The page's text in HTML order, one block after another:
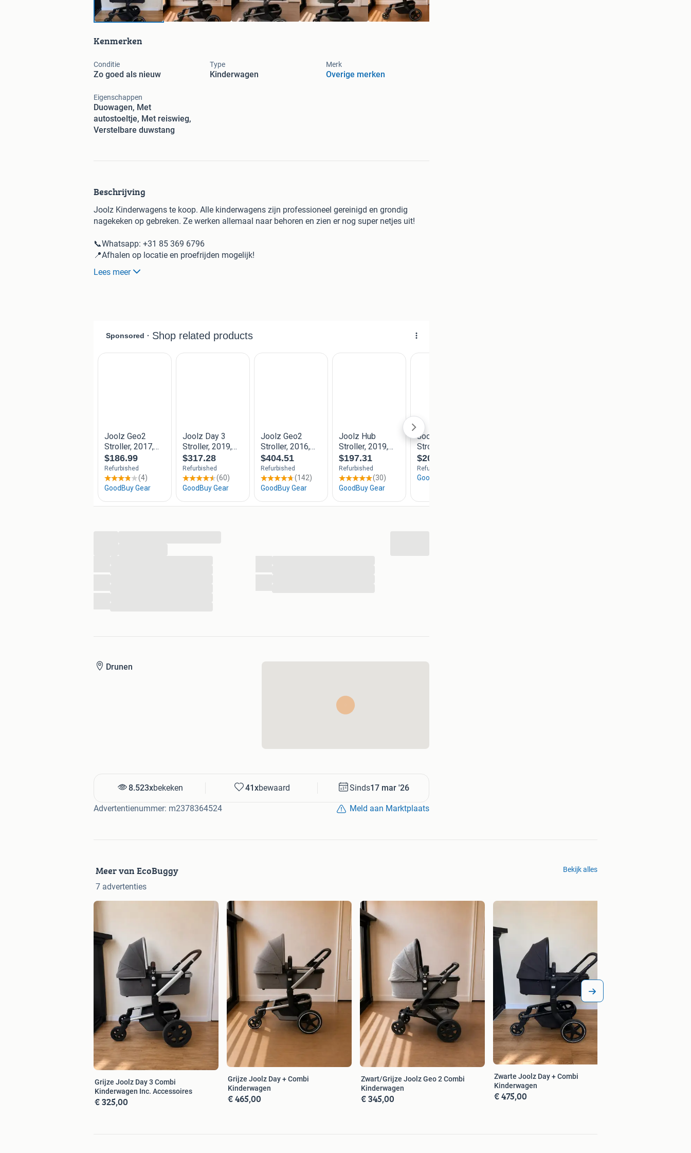
Kenmerken
Conditie
Zo goed als nieuw
Type
Kinderwagen
Merk
Overige merken
Eigenschappen
Duowagen, Met
autostoeltje, Met reiswieg,
Verstelbare duwstang
Beschrijving
Joolz Kinderwagens te koop. Alle kinderwagens zijn professioneel gereinigd en grondig
nagekeken op gebreken. Ze werken allemaal naar behoren en zien er nog super netjes uit!
📞Whatsapp: +31 85 369 6796
📍Afhalen op locatie en proefrijden mogelijk!
www. Ecobuggy .nl
Klik op mijn advertentiepagina of neem een kijkje op onze website voor het actuele aanbod.
Lees meer
Drunen
8.523xbekeken 41xbewaard Sinds17 mar '26
Advertentienummer: m2378364524 Meld aan Marktplaats
Meer van EcoBuggy
7 advertenties
Bekijk alles
Grijze Joolz Day 3 Combi
Kinderwagen Inc. Accessoires
€ 325,00
Grijze Joolz Day + Combi
Kinderwagen
€ 465,00
Zwart/Grijze Joolz Geo 2 Combi
Kinderwagen
€ 345,00
Zwarte Joolz Day + Combi
Kinderwagen
€ 475,00